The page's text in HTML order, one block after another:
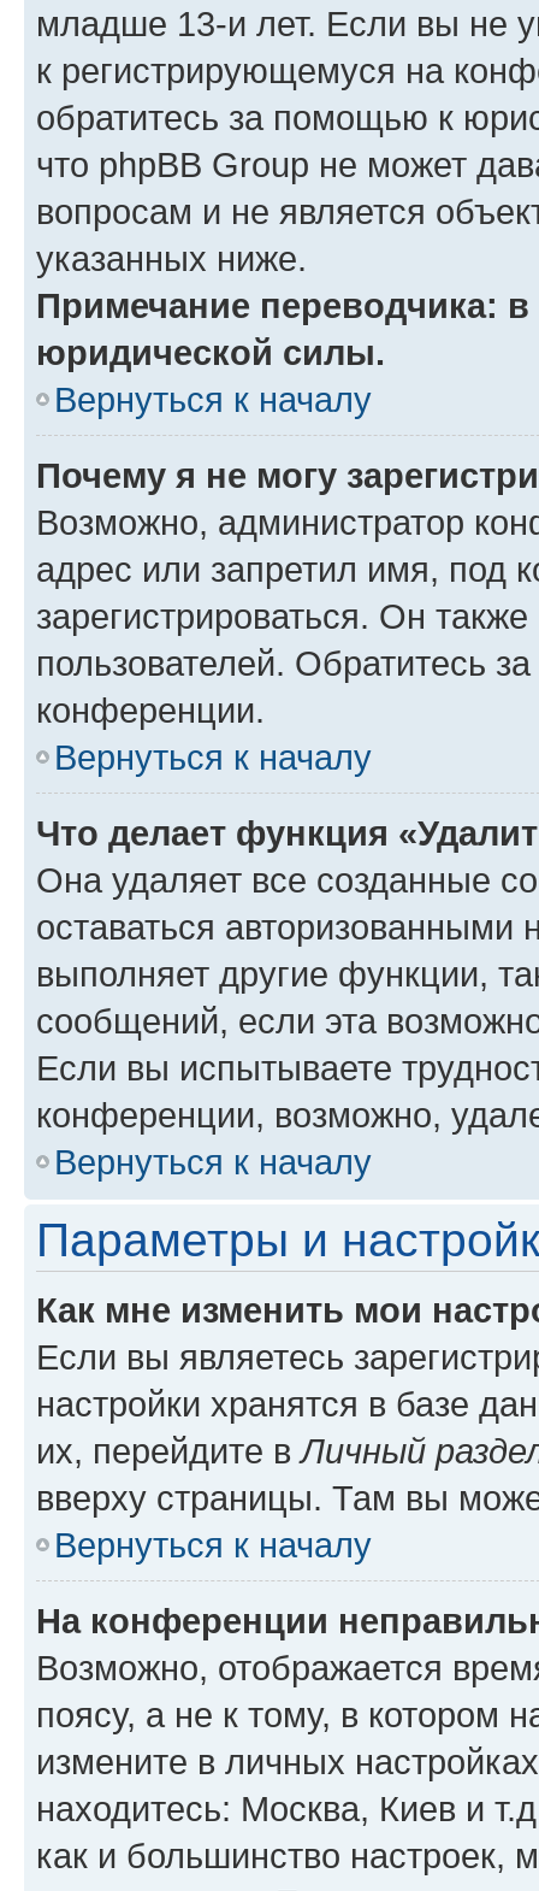
младше 13-и лет. Если вы не
к регистрирующемуся на
обратитесь за помощью к
что phpBB Group не может
вопросам и не является
указанных ниже.
Примечание переводчика:
юридической силы.
Вернуться к началу
Почему я не могу
Возможно, администратор
адрес или запретил имя, под
зарегистрироваться. Он
пользователей. Обратитесь
конференции.
Вернуться к началу
Что делает функция
Она удаляет все созданные
оставаться авторизованными
выполняет другие функции,
сообщений, если эта
Если вы испытываете
конференции, возможно,
Вернуться к началу
Параметры и
Как мне изменить мои
Если вы являетесь
настройки хранятся в базе
их, перейдите вЛичный
вверху страницы. Там вы
Вернуться к началу
На конференции
Возможно, отображается
поясу, а не к тому, в котором
измените в личных
находитесь: Москва, Киев и
как и большинство настроек,